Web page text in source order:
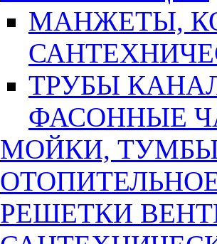
МАНЖЕТЫ,
ТРУБЫ
ФАСОННЫЕ
МОЙКИ,
РЕШЕТКИ